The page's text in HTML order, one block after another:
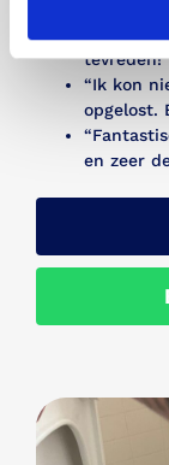
weer
“Ik kon
opgelost.
en zeer